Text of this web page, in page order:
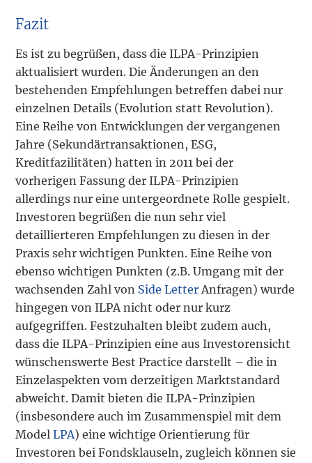
Fazit
Es ist zu begrüßen, dass die ILPA-Prinzipien
aktualisiert wurden. Die Änderungen an den
bestehenden Empfehlungen betreffen dabei nur
einzelnen Details (Evolution statt Revolution).
Eine Reihe von Entwicklungen der vergangenen
Jahre (Sekundärtransaktionen, ESG,
Kreditfazilitäten) hatten in 2011 bei der
vorherigen Fassung der ILPA-Prinzipien
allerdings nur eine untergeordnete Rolle gespielt.
Investoren begrüßen die nun sehr viel
detaillierteren Empfehlungen zu diesen in der
Praxis sehr wichtigen Punkten. Eine Reihe von
ebenso wichtigen Punkten (z.B. Umgang mit der
wachsenden Zahl von Side LetterAnfragen) wurde
hingegen von ILPA nicht oder nur kurz
aufgegriffen. Festzuhalten bleibt zudem auch,
dass die ILPA-Prinzipien eine aus Investorensicht
wünschenswerte Best Practice darstellt – die in
Einzelaspekten vom derzeitigen Marktstandard
abweicht. Damit bieten die ILPA-Prinzipien
(insbesondere auch im Zusammenspiel mit dem
ModelLPA) eine wichtige Orientierung für
Investoren bei Fondsklauseln, zugleich können sie